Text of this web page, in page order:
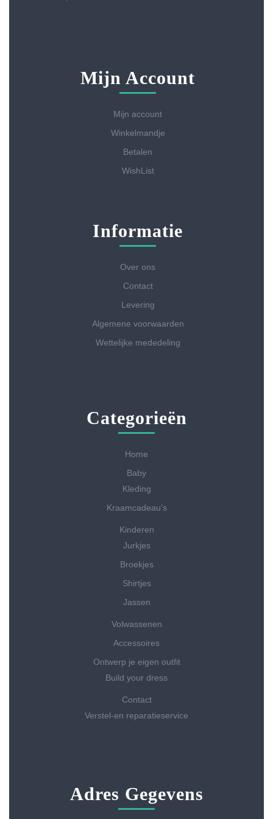
Mijn Account
Mijn account
Winkelmandje
Betalen
WishList
Informatie
Over ons
Contact
Levering
Algemene voorwaarden
Wettelijke mededeling
Categorieën
Home
Baby
Kleding
Kraamcadeau’s
Kinderen
Jurkjes
Broekjes
Shirtjes
Jassen
Volwassenen
Accessoires
Ontwerp je eigen outfit
Build your dress
Contact
Verstel-en reparatieservice
Adres Gegevens